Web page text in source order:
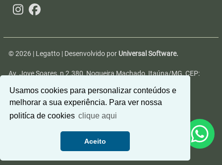
Usamos cookies para personalizar conteúdos e
melhorar a sua experiência. Para ver nossa
politíca de cookies clique aqui
Aceito
© 2026 | Legatto | Desenvolvido por Universal Software.
Av. Jove Soares, n 2.380, Nogueira Machado, Itaúna/MG, CEP: